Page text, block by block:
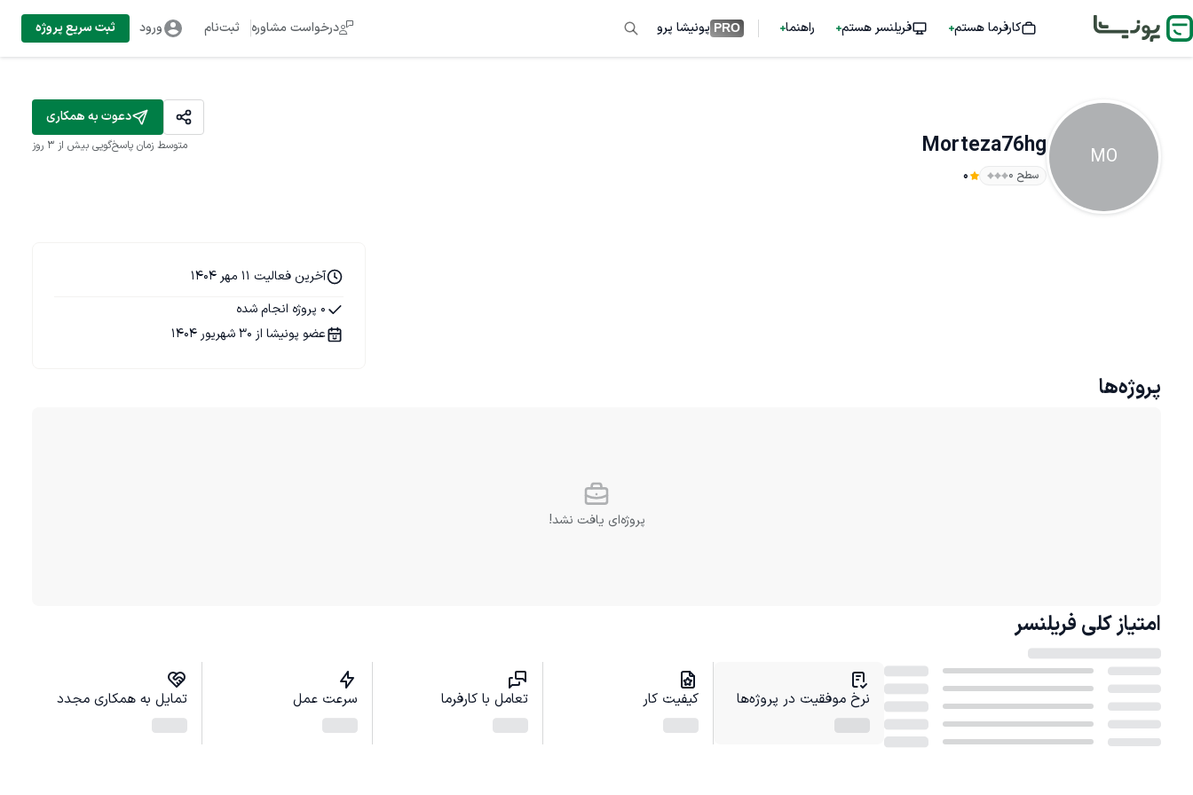
کارفرما هستم فریلنسر هستم راهنما PRO پونیشا پرو درخواست مشاوره ثبت‌نام ورود ثبت سریع پروژه
MO
Morteza76hg
سطح ۰ 0
دعوت به همکاری
متوسط زمان پاسخ‌گویی بیش از ۳ روز
آخرین فعالیت 11 مهر 1404
0 پروژه انجام شده
عضو پونیشا از 30 شهریور 1404
پروژه‌ها
پروژه‌ای یافت نشد!
امتیاز کلی فریلنسر
نرخ موفقیت در پروژه‌ها کیفیت کار تعامل با کارفرما سرعت عمل تمایل به همکاری مجدد